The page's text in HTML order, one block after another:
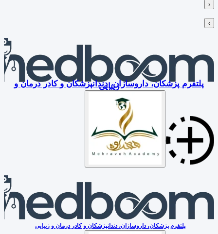
‹
›
پلتفرم پزشکان، داروسازان، دندانپزشکان و کادر درمان و
زیبایی
پلتفرم پزشکان، داروسازان، دندانپزشکان و کادر درمان و زیبایی